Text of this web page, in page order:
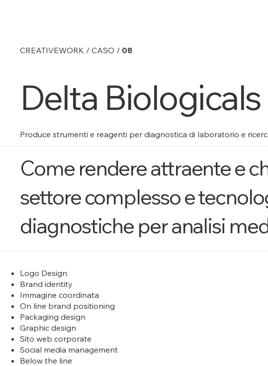
CREATIVEWORK / CASO / 08
Delta Biologicals
Produce strumenti e reagenti per diagnostica di laboratorio e
Come rendere attraente e
settore complesso e
diagnostiche per analisi
Logo Design
Brand identity
Immagine coordinata
On line brand positioning
Packaging design
Graphic design
Sito web corporate
Social media management
Below the line